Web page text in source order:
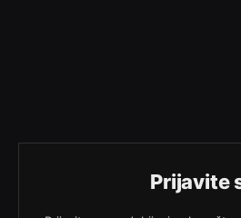
Prijavite